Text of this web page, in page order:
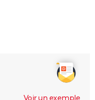
Voir un exemple